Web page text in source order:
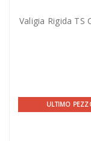
Valigia Rigida
ULTIMO